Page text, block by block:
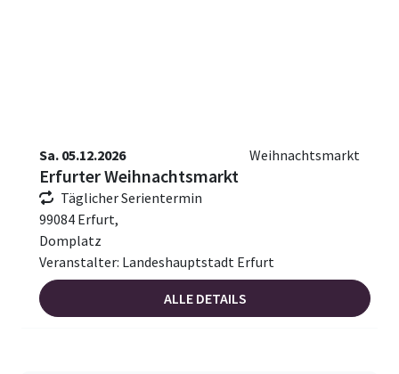
Sa. 05.12.2026 Weihnachtsmarkt
Erfurter Weihnachtsmarkt
Täglicher Serientermin
99084 Erfurt,
Domplatz
Veranstalter: Landeshauptstadt Erfurt
ALLE DETAILS